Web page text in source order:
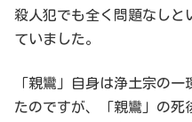
殺人犯でも全く問題なしと
ていました。
「親鸞」自身は浄土宗の
たのですが、「親鸞」の死